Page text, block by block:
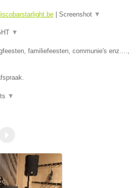
Screenshot ▼
▼
familiefeesten, communie's enz....,
▼